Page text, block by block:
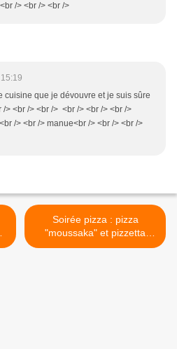
/> <br /> <br />
cuisine que je dévouvre et je suis sûre
> <br /> <br /> <br /> <br /> <br />
/> <br /> manue<br /> <br /> <br />
Soirée pizza : pizza
"moussaka" et pizzetta
pêche/verveine >